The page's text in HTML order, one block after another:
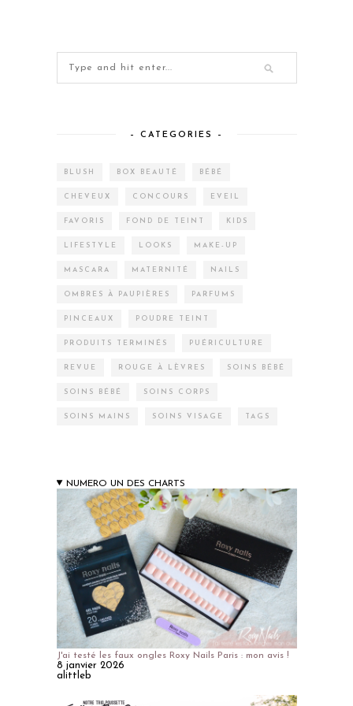
– CATEGORIES –
BLUSH BOX BEAUTÉ BÉBÉ
CHEVEUX CONCOURS EVEIL
FAVORIS FOND DE TEINT KIDS
LIFESTYLE LOOKS MAKE-UP
MASCARA MATERNITÉ NAILS
OMBRES À PAUPIÈRES PARFUMS
PINCEAUX POUDRE TEINT
PRODUITS TERMINÉS PUÉRICULTURE
REVUE ROUGE À LÈVRES SOINS BÉBÉ
SOINS BÉBÉ SOINS CORPS
SOINS MAINS SOINS VISAGE TAGS
NUMERO UN DES CHARTS
J'ai testé les faux ongles Roxy Nails Paris : mon avis !
8 janvier 2026
alittleb